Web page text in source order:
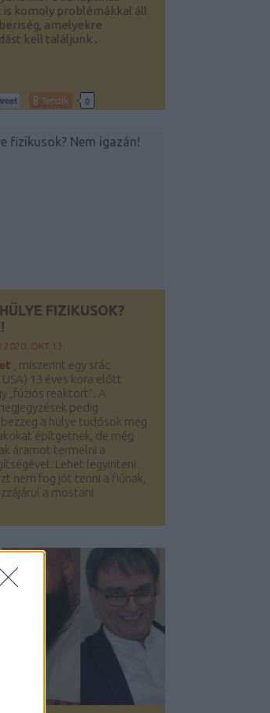
komoly problémákkal áll
amelyekre
kell találjunk .
Tetszik 0
FIZIKUSOK?
2020. OKT 13.
, miszerint egy srác
13 éves kora előtt
„fúziós reaktort”. A
pedig
a hülye tudósok meg
építgetnek, de még
áramot termelni a
Lehet legyinteni
nem fog jót tenni a fiúnak,
a mostani